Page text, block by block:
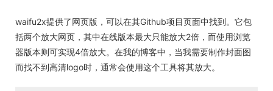
waifu2x提供了网页版，可以在其Github项目页面中找到。它包
括两个放大网页，其中在线版本最大只能放大2倍，而使用浏览
器版本则可实现4倍放大。在我的博客中，当我需要制作封面图
而找不到高清logo时，通常会使用这个工具将其放大。